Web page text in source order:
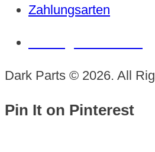
Zahlungsarten
Dark Parts © 2026. All
Pin It on Pinterest